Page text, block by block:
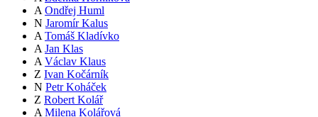
A Ondřej Huml
N Jaromír Kalus
A Tomáš Kladívko
A Jan Klas
A Václav Klaus
Z Ivan Kočárník
N Petr Koháček
Z Robert Kolář
A Milena Kolářová